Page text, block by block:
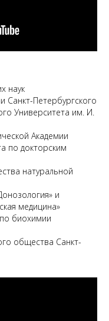
наук
Петербургского
Университета им. И.
Академии
по докторским
натуральной
и
медицина»
биохимии
общества Санкт-